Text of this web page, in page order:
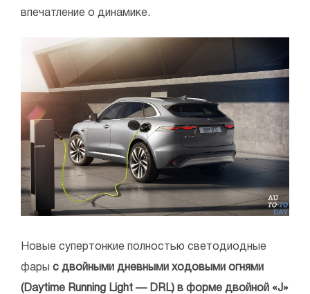
впечатление о динамике.
Новые супертонкие полностью светодиодные
фары с двойными дневными ходовыми огнями
(Daytime Running Light — DRL) в форме двойной «J»